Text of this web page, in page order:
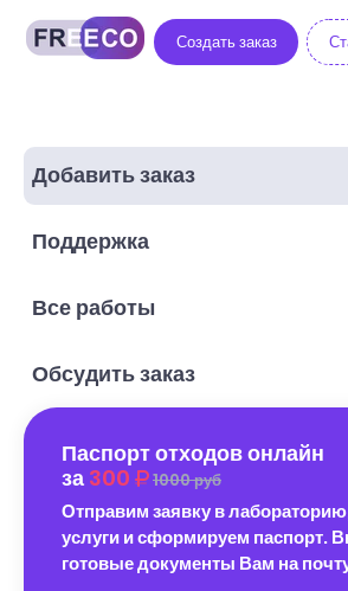
Создать заказ
Добавить заказ
Поддержка
Все работы
Обсудить заказ
Паспорт отходов онлайн
за 300 1000 руб
Отправим заявку в
услуги и сформируем паспорт.
готовые документы Вам на